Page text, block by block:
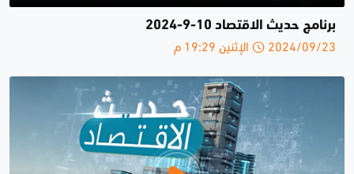
برنامج حديث الاقتصاد 10-9-2024
2024/09/23 الإثنين 19:29 م